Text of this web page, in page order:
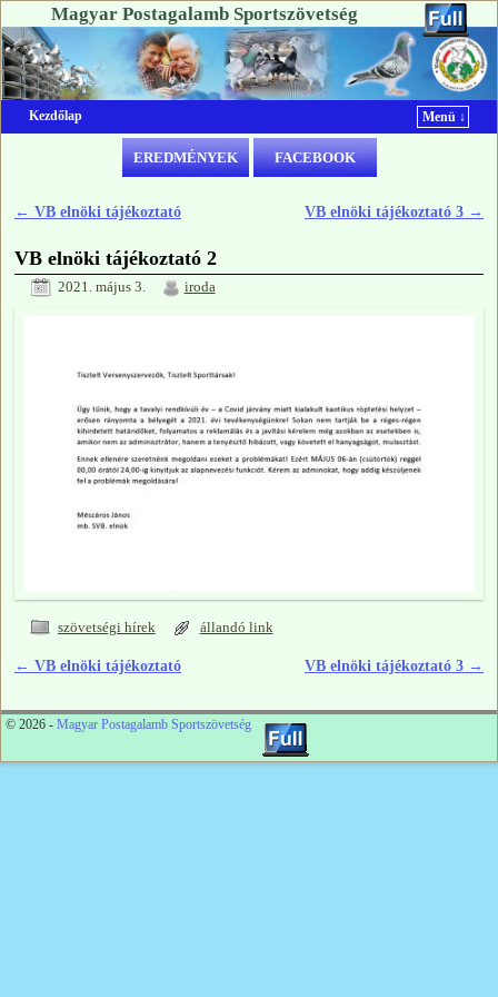
Magyar Postagalamb Sportszövetség
Kezdőlap Menü ↓
Ugrás a főtartalomra
Ugrás a másodlagos tartalomra
EREDMÉNYEK FACEBOOK
Bejegyzés navigáció
← VB elnöki tájékoztató VB elnöki tájékoztató 3 →
VB elnöki tájékoztató 2
2021. május 3. iroda
szövetségi hírek állandó link
Bejegyzés navigáció
← VB elnöki tájékoztató VB elnöki tájékoztató 3 →
© 2026 - Magyar Postagalamb Sportszövetség